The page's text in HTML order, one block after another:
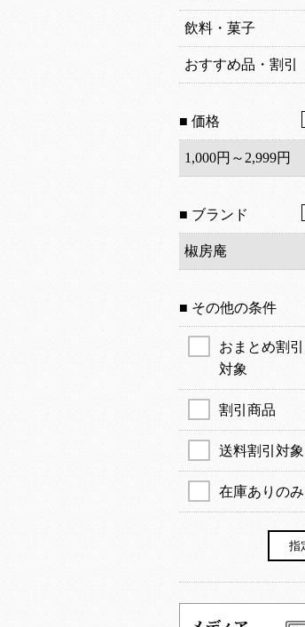
飲料・菓子
おすすめ品・割引
■ 価格
1,000円～2,999円
■ ブランド
椒房庵
■ その他の条件
おまとめ割引
対象
割引商品
送料割引対象
在庫ありのみ